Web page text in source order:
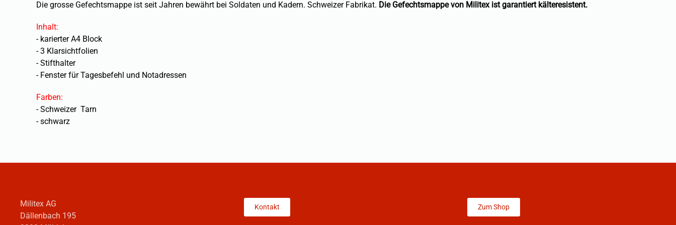
Die grosse Gefechtsmappe ist seit Jahren bewährt bei Soldaten und Kadern. Schweizer Fabrikat. Die Gefechtsmappe von Militex ist garantiert kälteresistent.
Inhalt:
- karierter A4 Block
- 3 Klarsichtfolien
- Stifthalter
- Fenster für Tagesbefehl und Notadressen
Farben:
- Schweizer Tarn
- schwarz
Militex AG
Dällenbach 195
Kontakt Zum Shop